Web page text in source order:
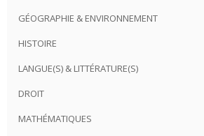
GÉOGRAPHIE & ENVIRONNEMENT
HISTOIRE
LANGUE(S) & LITTÉRATURE(S)
DROIT
MATHÉMATIQUES